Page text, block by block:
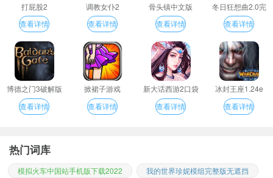
打屁股2
查看详情
调教女仆2
查看详情
骨头镇中文版
查看详情
冬日狂想曲2.0完
整汉化版
查看详情
博德之门3破解版
查看详情
掀裙子游戏
查看详情
新大话西游2口袋
版
查看详情
冰封王座1.24e
查看详情
热门词库
模拟火车中国站手机版下载2022
我的世界珍妮模组完整版无遮挡